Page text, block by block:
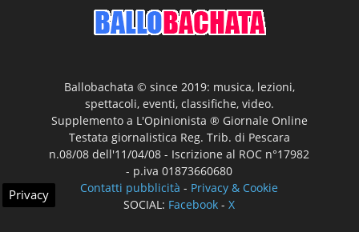
Ballobachata © since 2019: musica, lezioni,
spettacoli, eventi, classifiche, video.
Supplemento a L'Opinionista ® Giornale Online
Testata giornalistica Reg. Trib. di Pescara
n.08/08 dell'11/04/08 - Iscrizione al ROC n°17982
- p.iva 01873660680
Contatti pubblicità - Privacy & Cookie
SOCIAL: Facebook -X
Privacy